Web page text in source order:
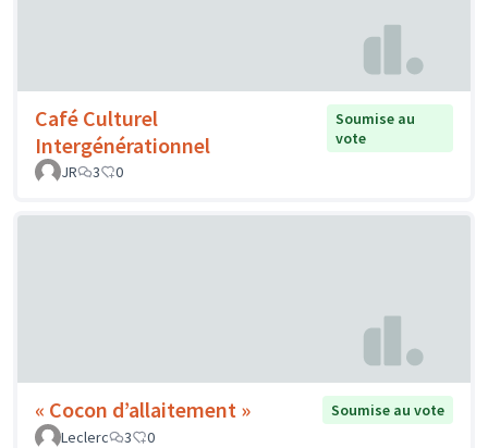
Café Culturel
Intergénérationnel
Soumise au
vote
JR
3 0
« Cocon d’allaitement »
Soumise au vote
Leclerc
3 0